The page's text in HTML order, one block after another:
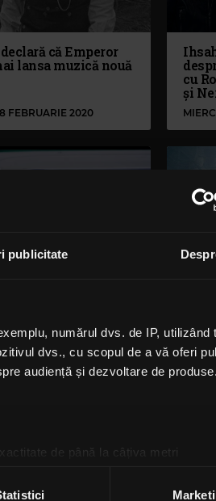
publicitate
numărul dvs. de IP, utilizând
dvs., cu scopul de a vă oferi
audiență și dezvoltare de
de până la câțiva metri
vă preferințele la
secțiunea
că Emperor
lansa muzică nouă
FEBRUARIE 2020
cu
și
a colaborat
noul disc Me
Man
2020